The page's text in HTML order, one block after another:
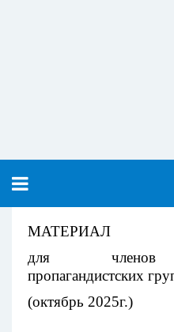
МАТЕРИАЛ
для членов
пропагандистских
(октябрь 2025г.)